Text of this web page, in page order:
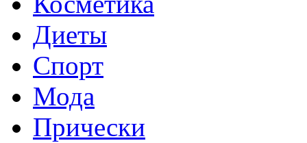
Диеты
Спорт
Мода
Прически